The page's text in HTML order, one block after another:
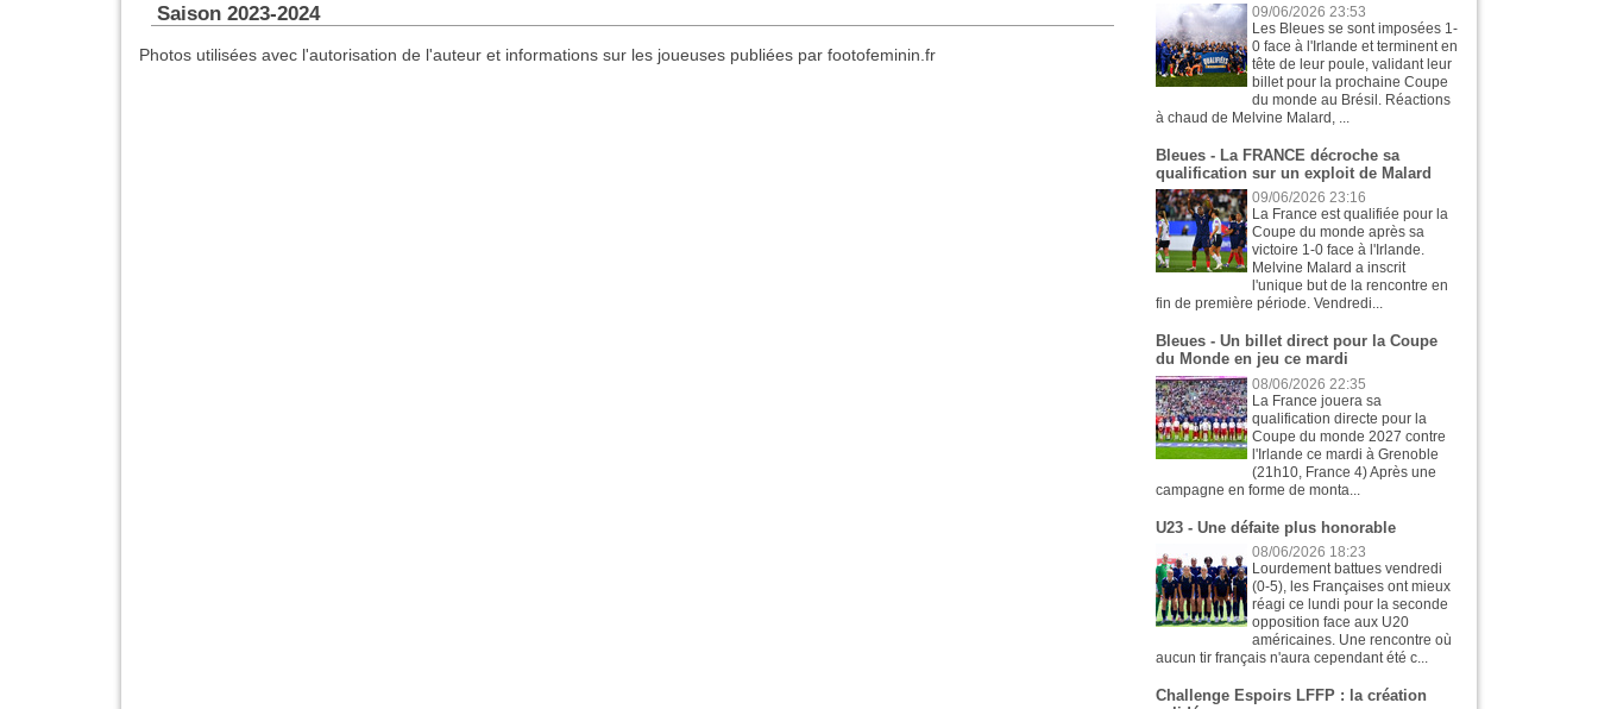
Saison 2023-2024
Photos utilisées avec l'autorisation de l'auteur et informations sur les joueuses publiées par footofeminin.fr
09/06/2026 23:53
Les Bleues se sont imposées 1-
0 face à l'Irlande et terminent en
tête de leur poule, validant leur
billet pour la prochaine Coupe
du monde au Brésil. Réactions
à chaud de Melvine Malard, ...
Bleues - La FRANCE décroche sa
qualification sur un exploit de Malard
09/06/2026 23:16
La France est qualifiée pour la
Coupe du monde après sa
victoire 1-0 face à l'Irlande.
Melvine Malard a inscrit
l'unique but de la rencontre en
fin de première période. Vendredi...
Bleues - Un billet direct pour la Coupe
du Monde en jeu ce mardi
08/06/2026 22:35
La France jouera sa
qualification directe pour la
Coupe du monde 2027 contre
l'Irlande ce mardi à Grenoble
(21h10, France 4) Après une
campagne en forme de monta...
U23 - Une défaite plus honorable
08/06/2026 18:23
Lourdement battues vendredi
(0-5), les Françaises ont mieux
réagi ce lundi pour la seconde
opposition face aux U20
américaines. Une rencontre où
aucun tir français n'aura cependant été c...
Challenge Espoirs LFFP : la création